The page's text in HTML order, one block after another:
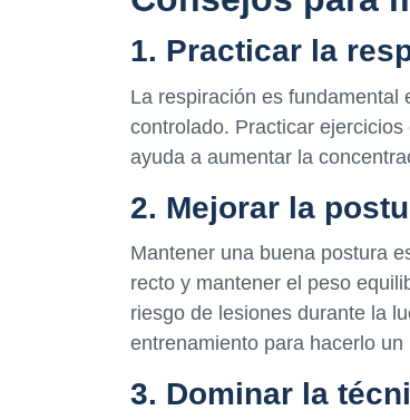
1. Practicar la
La respiración es fundamental
controlado. Practicar
ayuda a aumentar la
2. Mejorar la
Mantener una buena postura
recto y mantener el peso
riesgo de lesiones durante la
entrenamiento para hacerlo
3. Dominar la